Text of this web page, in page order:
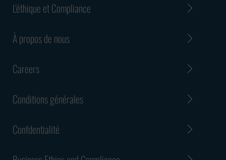
L'éthique et Compliance
À propos de nous
Careers
Conditions générales
Confdentialité